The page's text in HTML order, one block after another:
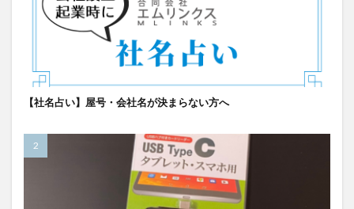
【社名占い】屋号・会社名が決まらない方へ